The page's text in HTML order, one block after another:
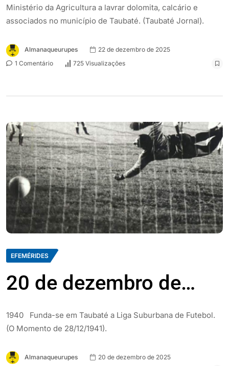
Ministério da Agricultura a lavrar dolomita, calcário e
associados no município de Taubaté. (Taubaté Jornal).
Almanaqueurupes
22 de dezembro de 2025
1 Comentário
725 Visualizações
EFEMÉRIDES
20 de dezembro de…
1940 Funda-se em Taubaté a Liga Suburbana de Futebol.
(O Momento de 28/12/1941).
Almanaqueurupes
20 de dezembro de 2025